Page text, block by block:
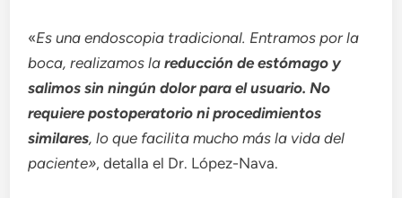
«Es una endoscopia tradicional. Entramos por la
boca, realizamos la reducción de estómago y
salimos sin ningún dolor para el usuario. No
requiere postoperatorio ni procedimientos
similares, lo que facilita mucho más la vida del
paciente», detalla el Dr. López-Nava.